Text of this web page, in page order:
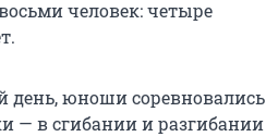
человек: четыре
день, юноши соревновались
— в сгибании и разгибании